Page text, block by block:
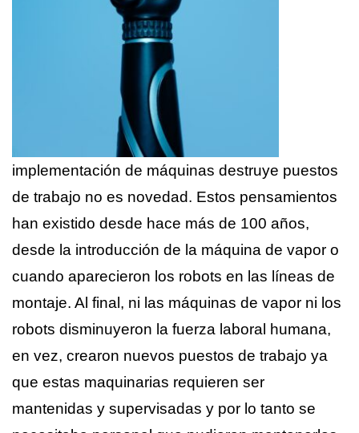
implementación de máquinas destruye puestos
de trabajo no es novedad. Estos pensamientos
han existido desde hace más de 100 años,
desde la introducción de la máquina de vapor o
cuando aparecieron los robots en las líneas de
montaje. Al final, ni las máquinas de vapor ni los
robots disminuyeron la fuerza laboral humana,
en vez, crearon nuevos puestos de trabajo ya
que estas maquinarias requieren ser
mantenidas y supervisadas y por lo tanto se